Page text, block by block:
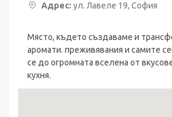
Адрес: ул. Лавеле 19, София
Място, където създаваме и
аромати. преживявания и самите
се до огромната вселена от
кухня.